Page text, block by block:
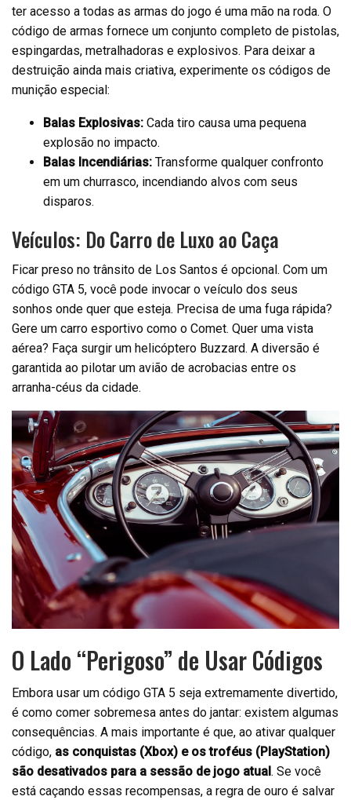
ter acesso a todas as armas do jogo é uma mão na roda. O
código de armas fornece um conjunto completo de pistolas,
espingardas, metralhadoras e explosivos. Para deixar a
destruição ainda mais criativa, experimente os códigos de
munição especial:
Balas Explosivas: Cada tiro causa uma pequena
explosão no impacto.
Balas Incendiárias: Transforme qualquer confronto
em um churrasco, incendiando alvos com seus
disparos.
Veículos: Do Carro de Luxo ao Caça
Ficar preso no trânsito de Los Santos é opcional. Com um
código GTA 5, você pode invocar o veículo dos seus
sonhos onde quer que esteja. Precisa de uma fuga rápida?
Gere um carro esportivo como o Comet. Quer uma vista
aérea? Faça surgir um helicóptero Buzzard. A diversão é
garantida ao pilotar um avião de acrobacias entre os
arranha-céus da cidade.
O Lado “Perigoso” de Usar Códigos
Embora usar um código GTA 5 seja extremamente divertido,
é como comer sobremesa antes do jantar: existem algumas
consequências. A mais importante é que, ao ativar qualquer
código, as conquistas (Xbox) e os troféus (PlayStation)
são desativados para a sessão de jogo atual . Se você
está caçando essas recompensas, a regra de ouro é salvar